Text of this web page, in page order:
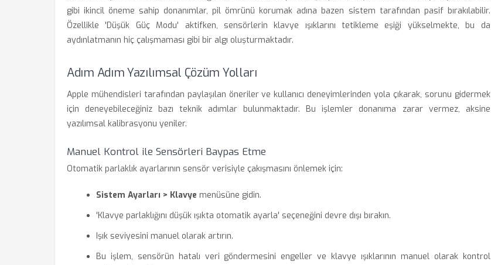
gibi ikincil öneme sahip donanımlar, pil ömrünü korumak adına bazen sistem tarafından pasif bırakılabilir.
Özellikle 'Düşük Güç Modu' aktifken, sensörlerin klavye ışıklarını tetikleme eşiği yükselmekte, bu da
aydınlatmanın hiç çalışmaması gibi bir algı oluşturmaktadır.
Adım Adım Yazılımsal Çözüm Yolları
Apple mühendisleri tarafından paylaşılan öneriler ve kullanıcı deneyimlerinden yola çıkarak, sorunu gidermek
için deneyebileceğiniz bazı teknik adımlar bulunmaktadır. Bu işlemler donanıma zarar vermez, aksine
yazılımsal kalibrasyonu yeniler.
Manuel Kontrol ile Sensörleri Baypas Etme
Otomatik parlaklık ayarlarının sensör verisiyle çakışmasını önlemek için:
Sistem Ayarları > Klavye menüsüne gidin.
'Klavye parlaklığını düşük ışıkta otomatik ayarla' seçeneğini devre dışı bırakın.
Işık seviyesini manuel olarak artırın.
Bu işlem, sensörün hatalı veri göndermesini engeller ve klavye ışıklarının manuel olarak kontrol